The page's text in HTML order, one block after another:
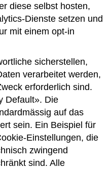
diese selbst hosten,
Dienste setzen und
mit einem opt-in
sicherstellen,
verarbeitet werden,
erforderlich sind.
Default». Die
auf das
sein. Ein Beispiel für
Einstellungen, die
zwingend
sind. Alle